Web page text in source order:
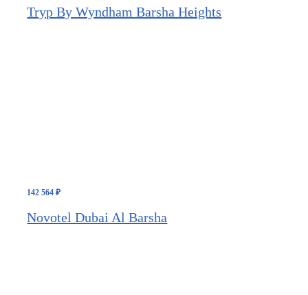
Tryp By Wyndham Barsha Heights
142 564₽
Novotel Dubai Al Barsha